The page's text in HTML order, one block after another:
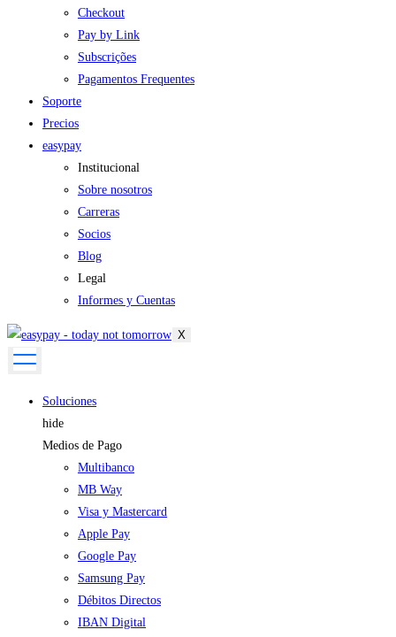
Checkout
Pay by Link
Subscrições
Pagamentos Frequentes
Soporte
Precios
easypay
Institucional
Sobre nosotros
Carreras
Socios
Blog
Legal
Informes y Cuentas
X
Soluciones
hide
Medios de Pago
Multibanco
MB Way
Visa y Mastercard
Apple Pay
Google Pay
Samsung Pay
Débitos Directos
IBAN Digital